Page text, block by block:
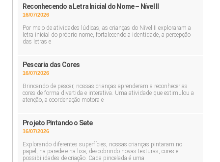
Reconhecendo a Letra Inicial do Nome – Nível II
16/07/2026
Por meio de atividades lúdicas, as crianças do Nível II exploraram a
letra inicial do próprio nome, fortalecendo a identidade, a percepção
das letras e
Pescaria das Cores
16/07/2026
Brincando de pescar, nossas crianças aprenderam a reconhecer as
cores de forma divertida e interativa. Uma atividade que estimulou a
atenção, a coordenação motora e
Projeto Pintando o Sete
16/07/2026
Explorando diferentes superfícies, nossas crianças pintaram no
papel, na parede e na lixa, descobrindo novas texturas, cores e
possibilidades de criação. Cada pincelada é uma